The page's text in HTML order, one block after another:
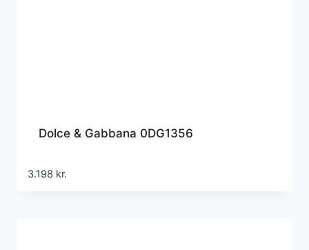
Dolce & Gabbana 0DG1356
3.198 kr.